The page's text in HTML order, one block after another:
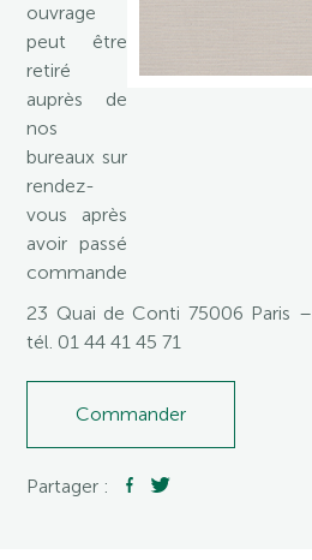
ouvrage
peut être
retiré
auprès de
nos
bureaux sur
rendez-
vous après
avoir passé
commande.
23 Quai de Conti 75006 Paris –
tél. 01 44 41 45 71
Commander
Partager :